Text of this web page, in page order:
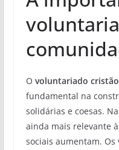
O voluntariado cristão
fundamental na
solidárias e coesas.
ainda mais relevante
sociais aumentam.